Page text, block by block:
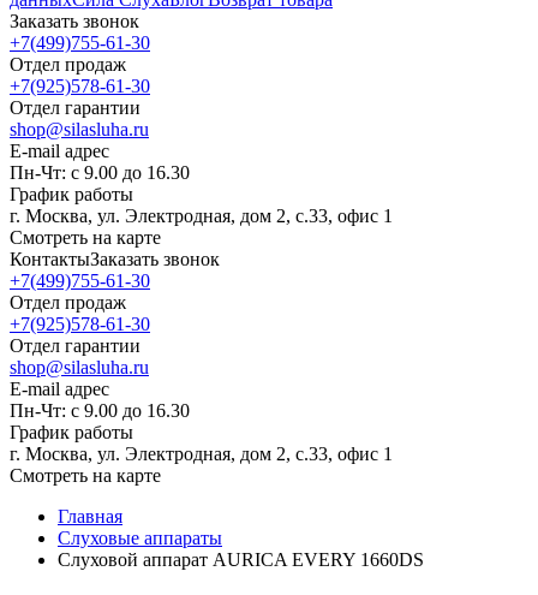
Заказать звонок
+7(499)755-61-30
Отдел продаж
+7(925)578-61-30
Отдел гарантии
shop@silasluha.ru
E-mail адрес
Пн-Чт: с 9.00 до 16.30
График работы
г. Москва, ул. Электродная, дом 2, с.33, офис 1
Смотреть на карте
КонтактыЗаказать звонок
+7(499)755-61-30
Отдел продаж
+7(925)578-61-30
Отдел гарантии
shop@silasluha.ru
E-mail адрес
Пн-Чт: с 9.00 до 16.30
График работы
г. Москва, ул. Электродная, дом 2, с.33, офис 1
Смотреть на карте
Главная
Слуховые аппараты
Слуховой аппарат AURICA EVERY 1660DS